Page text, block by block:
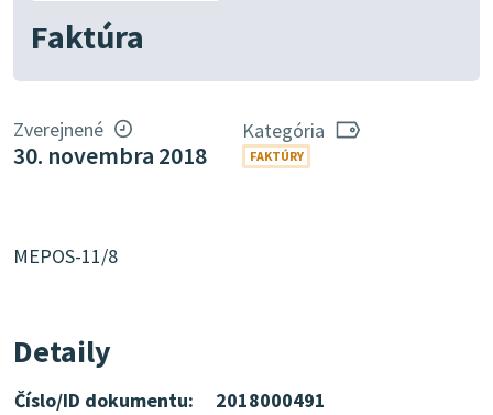
Faktúra
Zverejnené
30. novembra 2018
Kategória
FAKTÚRY
MEPOS-11/8
Detaily
Číslo/ID dokumentu:
2018000491